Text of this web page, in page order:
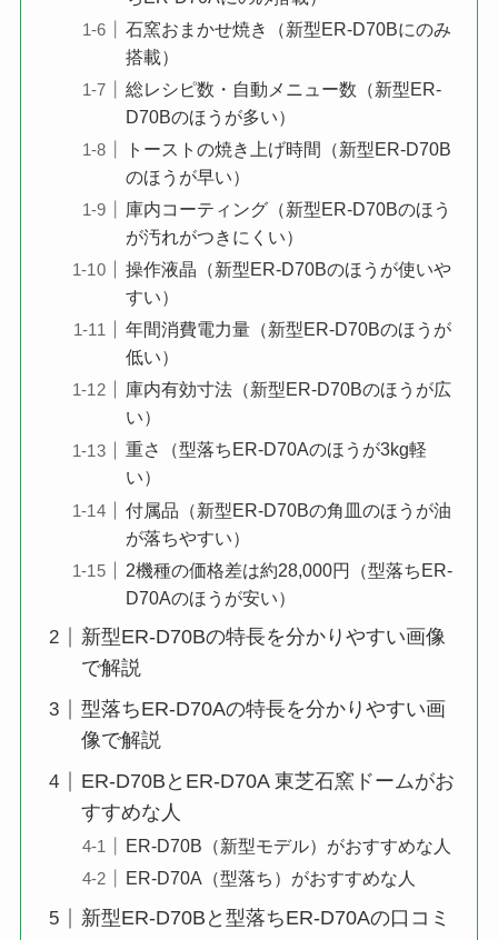
石窯おまかせ焼き（新型ER-D70Bにのみ
搭載）
総レシピ数・自動メニュー数（新型ER-
D70Bのほうが多い）
トーストの焼き上げ時間（新型ER-D70B
のほうが早い）
庫内コーティング（新型ER-D70Bのほう
が汚れがつきにくい）
操作液晶（新型ER-D70Bのほうが使いや
すい）
年間消費電力量（新型ER-D70Bのほうが
低い）
庫内有効寸法（新型ER-D70Bのほうが広
い）
重さ（型落ちER-D70Aのほうが3kg軽
い）
付属品（新型ER-D70Bの角皿のほうが油
が落ちやすい）
2機種の価格差は約28,000円（型落ちER-
D70Aのほうが安い）
新型ER-D70Bの特長を分かりやすい画像
で解説
型落ちER-D70Aの特長を分かりやすい画
像で解説
ER-D70BとER-D70A 東芝石窯ドームがお
すすめな人
ER-D70B（新型モデル）がおすすめな人
ER-D70A（型落ち）がおすすめな人
新型ER-D70Bと型落ちER-D70Aの口コミ